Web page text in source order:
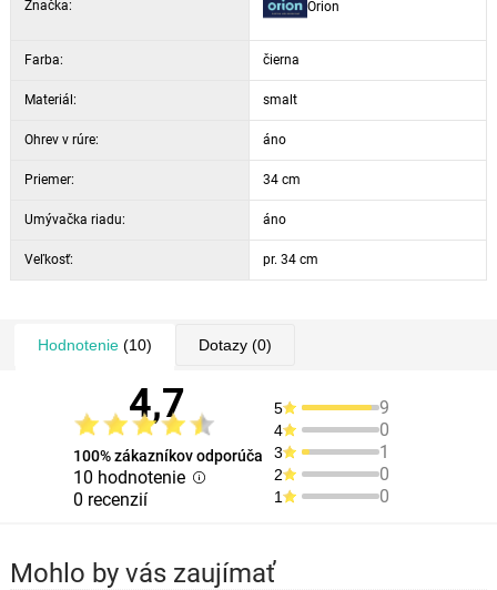
Značka: Orion
Farba: čierna
Materiál: smalt
Ohrev v rúre: áno
Priemer: 34 cm
Umývačka riadu: áno
Veľkosť: pr. 34 cm
Hodnotenie(10) Dotazy(0)
4,7
100% zákazníkov odporúča
10 hodnotenie
0 recenzií
5 9
4 0
3 1
2 0
1 0
Mohlo by vás zaujímať